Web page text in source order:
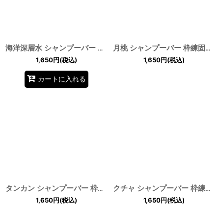
海洋深層水 シャンプーバー 枠練固形石鹸 コールドプロセス 久米島の深度612mからくみ上げた海洋深層水ベース by EMAJINY
1,650円(税込)
カートに入れる
月桃 シャンプーバー 枠練固形石鹼 コールドプロセス 石垣島産 by EMAJINY
1,650円(税込)
タンカン シャンプーバー 枠練固形石鹸 コールドプロセス 沖縄産 果実エキス by EMAJINY
1,650円(税込)
クチャ シャンプーバー 枠練固形石鹼 コールドプロセス 沖縄産 by EMAJINY
1,650円(税込)